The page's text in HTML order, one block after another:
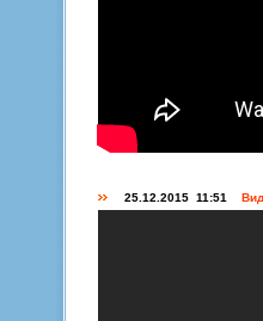
25.12.2015 11:51